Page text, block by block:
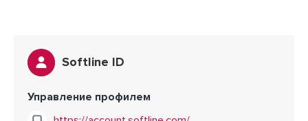
Softline ID
Управление профилем